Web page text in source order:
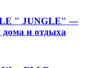
" JUNGLE" —
дома и отдыха